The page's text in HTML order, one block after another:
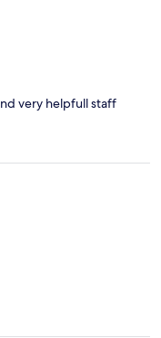
very helpfull staff